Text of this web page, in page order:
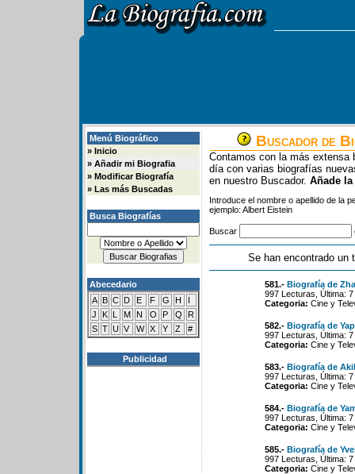
Menú Biográfico
» Inicio
» Añadir mi Biografia
» Modificar Biografía
» Las más Buscadas
Busca Biografías
Abecedario
A B C D E F G H
I
J
K L M N O P Q
R
S T U V W X Y Z #
Publicidad
Buscador de
Contamos con la más extensa
día con varias biografías
en nuestro Buscador. Añade
Introduce el nombre o apellido de la
ejemplo: Albert Eistein
Buscar
Se han encontrado un
581.- Biografía de
997 Lecturas, Última:
Categoria: Cine y
582.- Biografía de
997 Lecturas, Última:
Categoria: Cine y
583.- Biografía de
997 Lecturas, Última:
Categoria: Cine y
584.- Biografía de
997 Lecturas, Última:
Categoria: Cine y
585.- Biografía de
997 Lecturas, Última:
Categoria: Cine y